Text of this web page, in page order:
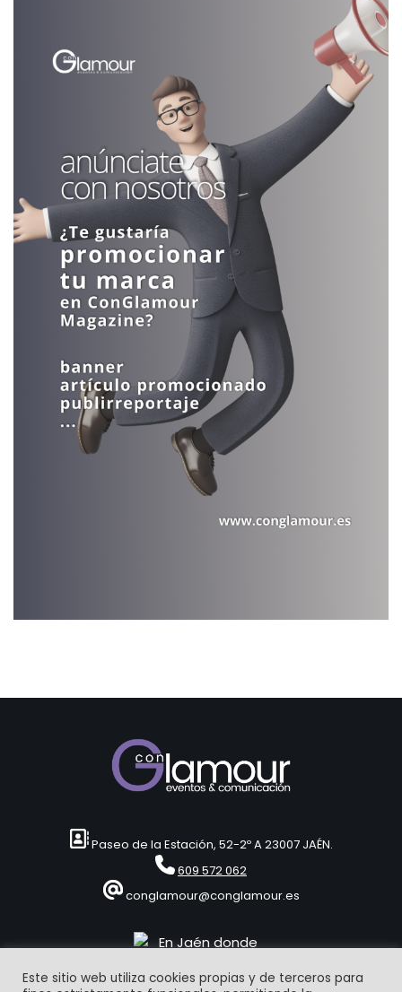
Paseo de la Estación, 52-2º A 23007 JAÉN.
609 572 062
conglamour@conglamour.es
Este sitio web utiliza cookies propias y de terceros para